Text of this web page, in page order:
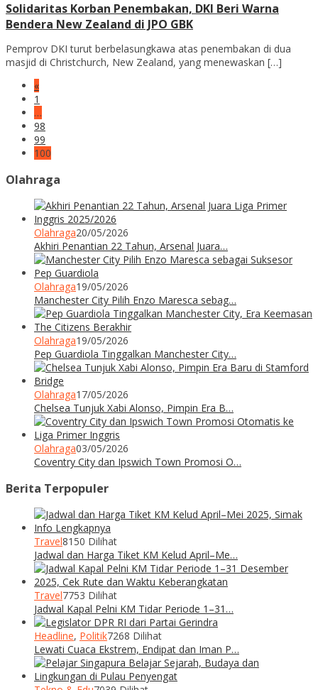
Solidaritas Korban Penembakan, DKI Beri Warna
Bendera New Zealand di JPO GBK
Pemprov DKI turut berbelasungkawa atas penembakan di dua
masjid di Christchurch, New Zealand, yang menewaskan […]
«
1
…
98
99
100
Olahraga
Olahraga20/05/2026
Akhiri Penantian 22 Tahun, Arsenal Juara…
Olahraga19/05/2026
Manchester City Pilih Enzo Maresca sebag…
Olahraga19/05/2026
Pep Guardiola Tinggalkan Manchester City…
Olahraga17/05/2026
Chelsea Tunjuk Xabi Alonso, Pimpin Era B…
Olahraga03/05/2026
Coventry City dan Ipswich Town Promosi O…
Berita Terpopuler
Travel8150 Dilihat
Jadwal dan Harga Tiket KM Kelud April–Me…
Travel7753 Dilihat
Jadwal Kapal Pelni KM Tidar Periode 1–31…
Headline, Politik7268 Dilihat
Lewati Cuaca Ekstrem, Endipat dan Iman P…